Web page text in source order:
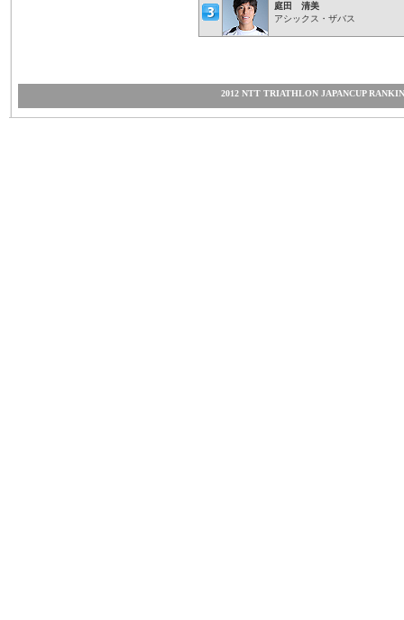
庭田 清美
アシックス・ザバス
2012 NTT TRIATHLON JAPANCUP